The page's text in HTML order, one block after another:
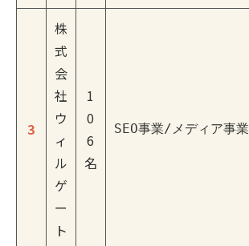
3
株
式
会
社
ウ
ィ
ル
ゲ
ー
ト
1
0
6
名
SEO事業/メディア事業